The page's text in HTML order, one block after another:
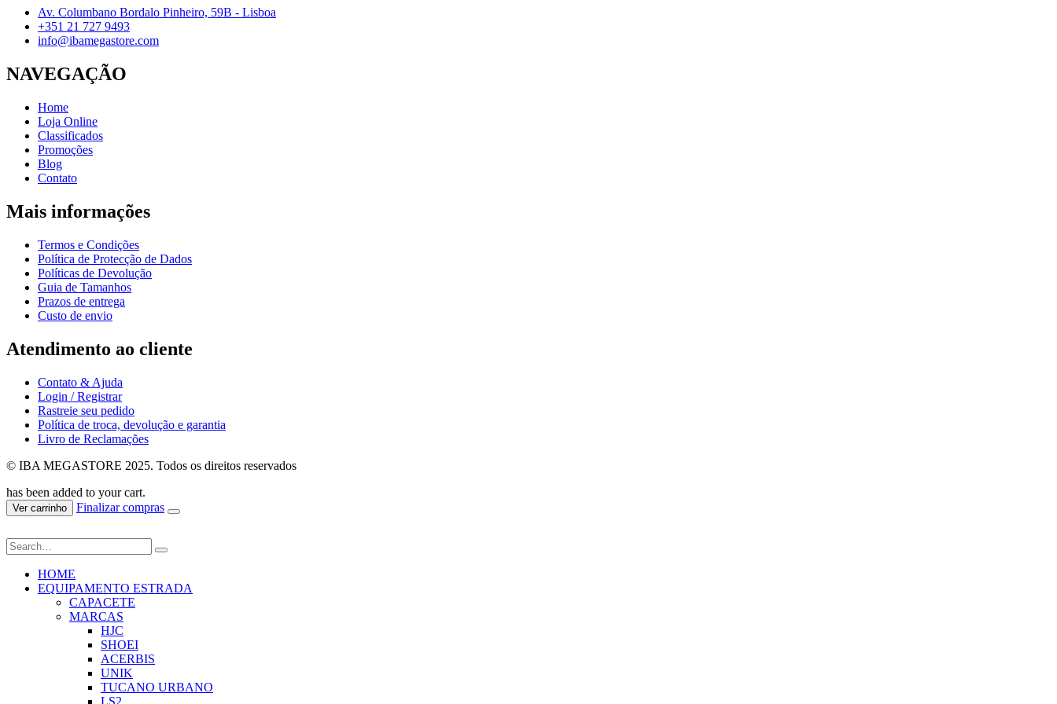
Av. Columbano Bordalo Pinheiro, 59B - Lisboa
+351 21 727 9493
info@ibamegastore.com
NAVEGAÇÃO
Home
Loja Online
Classificados
Promoções
Blog
Contato
Mais informações
Termos e Condições
Política de Protecção de Dados
Políticas de Devolução
Guia de Tamanhos
Prazos de entrega
Custo de envio
Atendimento ao cliente
Contato & Ajuda
Login / Registrar
Rastreie seu pedido
Política de troca, devolução e garantia
Livro de Reclamações
© IBA MEGASTORE 2025. Todos os direitos reservados
has been added to your cart.
Ver carrinho Finalizar compras
HOME
EQUIPAMENTO ESTRADA
CAPACETE
MARCAS
HJC
SHOEI
ACERBIS
UNIK
TUCANO URBANO
LS2